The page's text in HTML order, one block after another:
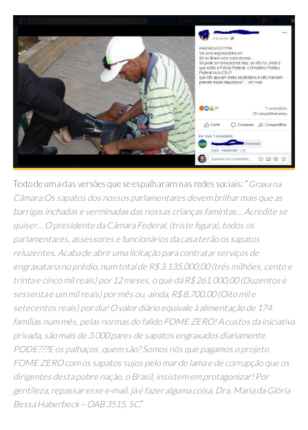
Texto de uma das versões que se espalharam nas redes sociais: “Graxa na
Câmara:Os sapatos dos nossos parlamentares devem brilhar mais que as
barrigas inchadas e verminadas das nossas crianças famintas… Acredite se
quiser… O presidente da Câmara Federal, (triste figura), todos os
parlamentares, assessores e funcionários da casa terão os sapatos
reluzentes. Acaba de abrir uma licitação para contratar serviços de
engraxataria no prédio, num total de R$ 3.135.000,00 (três milhões, cento e
trinta e cinco mil reais) por 12 meses, o que dá R$ 261.000,00 (Duzentos e
sessenta e um mil reais) por mês ou, ainda, R$ 8.700,00 (Oito mil e
setecentos reais) por dia! O valor diário equivale à alimentação de 174
famílias num mês, pelas normas do falido FOME ZERO! A custos da iniciativa
privada, são mais de 3.000 pares de sapatos engraxados diariamente.
PODE???E os palhaços, quem são? Somos nós que pagamos o projeto
FOME ZERO com os sapatos sujos pelo mar de lama e de corrupção que os
dirigentes desta pobre nação, o Brasil, insistem em protagonizar! Por
gentileza, repassar esse e-mail, já é fazer alguma coisa. Dra. Maria da Glória
Bessa Haberbeck – OAB 3515, SC.”